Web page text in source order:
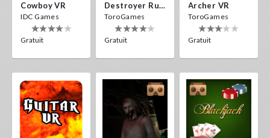
Cowboy VR
IDC Games
Gratuit
Destroyer Run VR
ToroGames
Gratuit
Archer VR
ToroGames
Gratuit